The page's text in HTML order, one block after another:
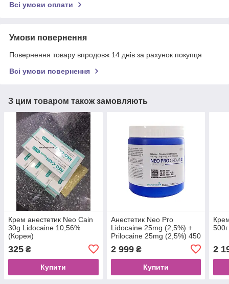
Всі умови оплати
Умови повернення
Повернення товару впродовж 14 днів за рахунок покупця
Всі умови повернення
З цим товаром також замовляють
Крем анестетик Neo Cain
30g Lidocaine 10,56%
(Корея)
325 ₴
Купити
Анестетик Neo Pro
Lidocaine 25mg (2,5%) +
Prilocaine 25mg (2,5%) 450
2 999₴
Купити
2